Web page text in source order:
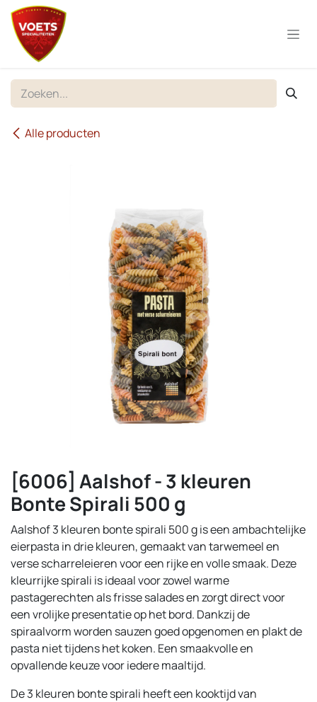
Overslaan naar inhoud
Alle producten
[6006] Aalshof - 3 kleuren
Bonte Spirali 500 g
Aalshof 3 kleuren bonte spirali 500 g is een ambachtelijke
eierpasta in drie kleuren, gemaakt van tarwemeel en
verse scharreleieren voor een rijke en volle smaak. Deze
kleurrijke spirali is ideaal voor zowel warme
pastagerechten als frisse salades en zorgt direct voor
een vrolijke presentatie op het bord. Dankzij de
spiraalvorm worden sauzen goed opgenomen en plakt de
pasta niet tijdens het koken. Een smaakvolle en
opvallende keuze voor iedere maaltijd.
De 3 kleuren bonte spirali heeft een kooktijd van